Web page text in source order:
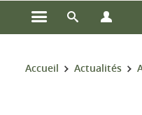
Ouvrir le menu principal
Ouvrir le
Vous êtes ici :
Accueil Actualités